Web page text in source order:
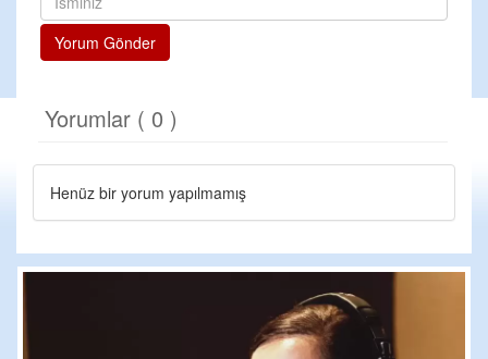
Yorum Gönder
Yorumlar ( 0 )
Henüz bir yorum yapılmamış